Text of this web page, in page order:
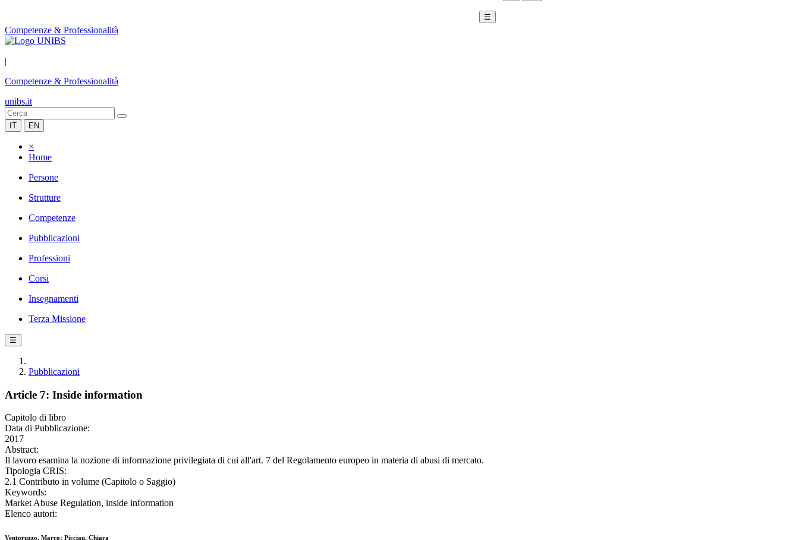
☰
Competenze & Professionalità
|
Competenze & Professionalità
unibs.it
IT EN
×
Home
Persone
Strutture
Competenze
Pubblicazioni
Professioni
Corsi
Insegnamenti
Terza Missione
☰
Pubblicazioni
Article 7: Inside information
Capitolo di libro
Data di Pubblicazione:
2017
Abstract:
Il lavoro esamina la nozione di informazione privilegiata di cui all'art. 7 del Regolamento europeo in materia di abusi di mercato.
Tipologia CRIS:
2.1 Contributo in volume (Capitolo o Saggio)
Keywords:
Market Abuse Regulation, inside information
Elenco autori:
Ventoruzzo, Marco; Picciau, Chiara